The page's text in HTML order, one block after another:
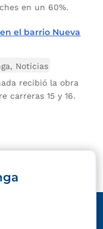
en un 60%.
el barrio Nueva
, Noticias
recibió la obra
carreras 15 y 16.